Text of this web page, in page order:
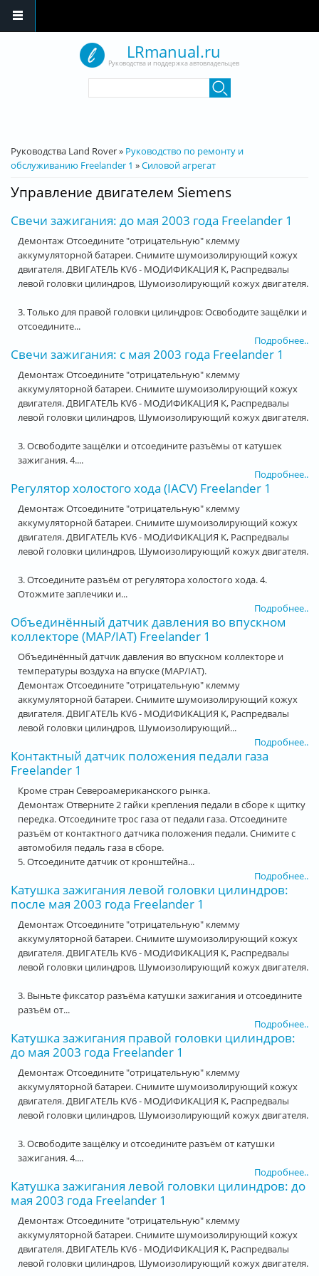
LRmanual.ru
Руководства и поддержка автовладельцев
Вы здесь
Руководства Land Rover» Руководство по ремонту и
обслуживанию Freelander 1 »Силовой агрегат
Управление двигателем Siemens
Свечи зажигания: до мая 2003 года Freelander 1
Демонтаж Отсоедините "отрицательную" клемму
аккумуляторной батареи. Снимите шумоизолирующий кожух
двигателя. ДВИГАТЕЛЬ KV6 - МОДИФИКАЦИЯ К, Распредвалы
левой головки цилиндров, Шумоизолирующий кожух двигателя.
3. Только для правой головки цилиндров: Освободите защёлки и
отсоедините...
Подробнее..
Свечи зажигания: с мая 2003 года Freelander 1
Демонтаж Отсоедините "отрицательную" клемму
аккумуляторной батареи. Снимите шумоизолирующий кожух
двигателя. ДВИГАТЕЛЬ KV6 - МОДИФИКАЦИЯ К, Распредвалы
левой головки цилиндров, Шумоизолирующий кожух двигателя.
3. Освободите защёлки и отсоедините разъёмы от катушек
зажигания. 4....
Подробнее..
Регулятор холостого хода (IACV) Freelander 1
Демонтаж Отсоедините "отрицательную" клемму
аккумуляторной батареи. Снимите шумоизолирующий кожух
двигателя. ДВИГАТЕЛЬ KV6 - МОДИФИКАЦИЯ К, Распредвалы
левой головки цилиндров, Шумоизолирующий кожух двигателя.
3. Отсоедините разъём от регулятора холостого хода. 4.
Отожмите заплечики и...
Подробнее..
Объединённый датчик давления во впускном
коллекторе (MAP/IAT) Freelander 1
Объединённый датчик давления во впускном коллекторе и
температуры воздуха на впуске (MAP/IAT).
Демонтаж Отсоедините "отрицательную" клемму
аккумуляторной батареи. Снимите шумоизолирующий кожух
двигателя. ДВИГАТЕЛЬ KV6 - МОДИФИКАЦИЯ К, Распредвалы
левой головки цилиндров, Шумоизолирующий...
Подробнее..
Контактный датчик положения педали газа
Freelander 1
Кроме стран Североамериканского рынка.
Демонтаж Отверните 2 гайки крепления педали в сборе к щитку
передка. Отсоедините трос газа от педали газа. Отсоедините
разъём от контактного датчика положения педали. Снимите с
автомобиля педаль газа в сборе.
5. Отсоедините датчик от кронштейна...
Подробнее..
Катушка зажигания левой головки цилиндров:
после мая 2003 года Freelander 1
Демонтаж Отсоедините "отрицательную" клемму
аккумуляторной батареи. Снимите шумоизолирующий кожух
двигателя. ДВИГАТЕЛЬ KV6 - МОДИФИКАЦИЯ К, Распредвалы
левой головки цилиндров, Шумоизолирующий кожух двигателя.
3. Выньте фиксатор разъёма катушки зажигания и отсоедините
разъём от...
Подробнее..
Катушка зажигания правой головки цилиндров:
до мая 2003 года Freelander 1
Демонтаж Отсоедините "отрицательную" клемму
аккумуляторной батареи. Снимите шумоизолирующий кожух
двигателя. ДВИГАТЕЛЬ KV6 - МОДИФИКАЦИЯ К, Распредвалы
левой головки цилиндров, Шумоизолирующий кожух двигателя.
3. Освободите защёлку и отсоедините разъём от катушки
зажигания. 4....
Подробнее..
Катушка зажигания левой головки цилиндров: до
мая 2003 года Freelander 1
Демонтаж Отсоедините "отрицательную" клемму
аккумуляторной батареи. Снимите шумоизолирующий кожух
двигателя. ДВИГАТЕЛЬ KV6 - МОДИФИКАЦИЯ К, Распредвалы
левой головки цилиндров, Шумоизолирующий кожух двигателя.